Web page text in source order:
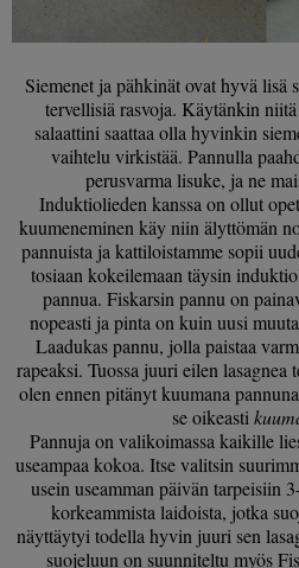
Siemenet ja pähkinät ovat hyvä lisä
tervellisiä rasvoja. Käytänkin
salaattini saattaa olla hyvinkin
vaihtelu virkistää. Pannulla
perusvarma lisuke, ja ne
Induktiolieden kanssa on ollut
kuumeneminen käy niin älyttömän
pannuista ja kattiloistamme sopii
tosiaan kokeilemaan täysin
pannua. Fiskarsin pannu on
nopeasti ja pinta on kuin uusi
Laadukas pannu, jolla paistaa
rapeaksi. Tuossa juuri eilen lasagnea
olen ennen pitänyt kuumana
se oikeasti
Pannuja on valikoimassa kaikille
useampaa kokoa. Itse valitsin
usein useamman päivän tarpeisiin
korkeammista laidoista, jotka
näyttäytyi todella hyvin juuri sen
suojeluun on suunniteltu myös